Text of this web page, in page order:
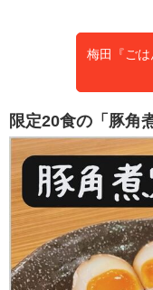
梅田『ご
限定20食の「豚角